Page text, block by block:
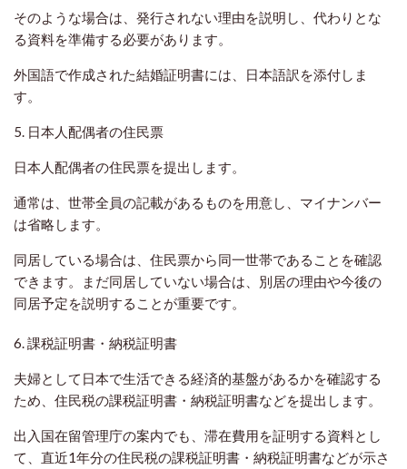
そのような場合は、発行されない理由を説明し、代わりとな
る資料を準備する必要があります。
外国語で作成された結婚証明書には、日本語訳を添付しま
す。
5. 日本人配偶者の住民票
日本人配偶者の住民票を提出します。
通常は、世帯全員の記載があるものを用意し、マイナンバー
は省略します。
同居している場合は、住民票から同一世帯であることを確認
できます。まだ同居していない場合は、別居の理由や今後の
同居予定を説明することが重要です。
6. 課税証明書・納税証明書
夫婦として日本で生活できる経済的基盤があるかを確認する
ため、住民税の課税証明書・納税証明書などを提出します。
出入国在留管理庁の案内でも、滞在費用を証明する資料とし
て、直近1年分の住民税の課税証明書・納税証明書などが示さ